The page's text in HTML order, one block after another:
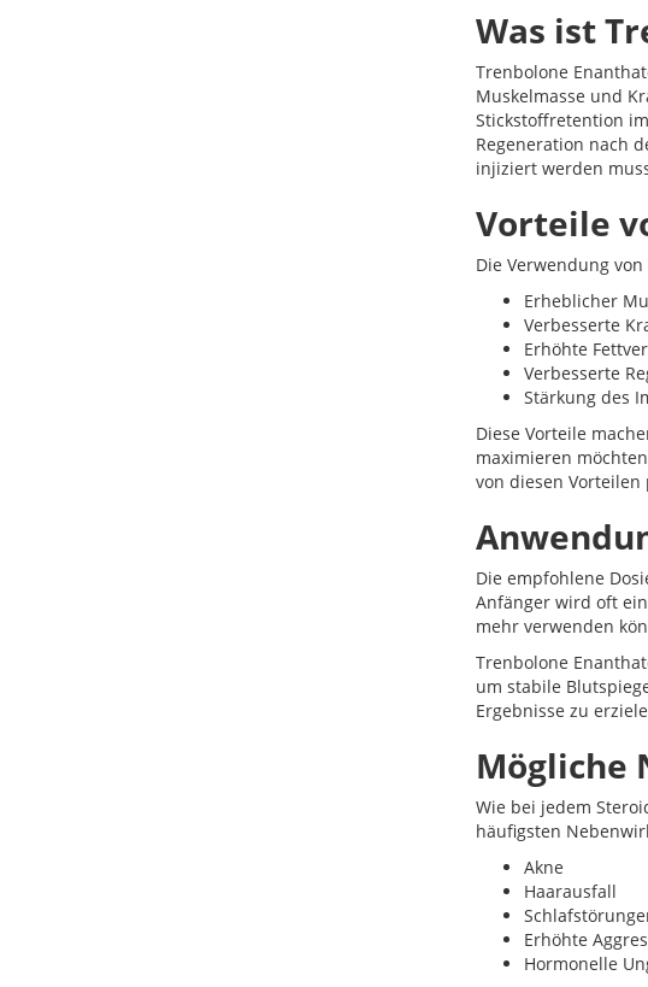
Was ist
Trenbolone
Muskelmasse und
Stickstoffretention
Regeneration nach
injiziert werden
Vorteile
Die Verwendung
Erheblicher
Verbesserte
Erhöhte
Verbesserte
Stärkung des
Diese Vorteile
maximieren
von diesen
Die empfohlene
Anfänger wird oft
mehr verwenden
Trenbolone
um stabile
Ergebnisse zu
Mögliche
Wie bei jedem
häufigsten
Akne
Haarausfall
Erhöhte
Hormonelle